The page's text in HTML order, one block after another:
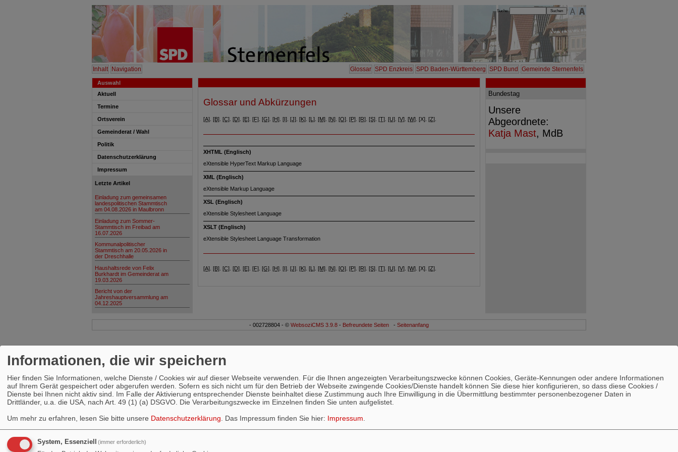
Inhalt Navigation Glossar SPD Enzkreis SPD Baden-Württemberg SPD Bund Gemeinde Sternenfels
Suche:
Auswahl
Aktuell
Termine
Ortsverein
Gemeinderat / Wahl
Politik
Datenschutzerklärung
Impressum
Letzte Artikel
Einladung zum gemeinsamen
landespolitischen Stammtisch
am 04.08.2026 in Maulbronn
Einladung zum Sommer-
Stammtisch im Freibad am
16.07.2026
Kommunalpolitischer
Stammtisch am 20.05.2026 in
der Dreschhalle
Haushaltsrede von Felix
Burkhardt im Gemeinderat am
19.03.2026
Bericht von der
Jahreshauptversammlung am
04.12.2025
Glossar und Abkürzungen
[A] [B] [C] [D] [E] [F] [G] [H] [I] [J] [K] [L] [M] [N] [O] [P] [R] [S] [T] [U] [V] [W] . [X]. [Z]
XHTML (Englisch)
eXtensible HyperText Markup Language
XML (Englisch)
eXtensible Markup Language
XSL (Englisch)
eXtensible Stylesheet Language
XSLT (Englisch)
eXtensible Stylesheet Language Transformation
[A] [B] [C] [D] [E] [F] [G] [H] [I] [J] [K] [L] [M] [N] [O] [P] [R] [S] [T] [U] [V] [W] . [X]. [Z]
Bundestag
Unsere
Abgeordnete:
Katja Mast, MdB
- 002728804 - © WebsoziCMS 3.9.8 - Befreundete Seiten - Seitenanfang
Informationen, die wir speichern
Hier finden Sie Informationen, welche Dienste / Cookies wir auf dieser Webseite verwenden. Für die Ihnen angezeigten Verarbeitungszwecke können Cookies, Geräte-Kennungen oder andere Informationen
auf Ihrem Gerät gespeichert oder abgerufen werden. Sofern es sich nicht um für den Betrieb der Webseite zwingende Cookies/Dienste handelt können Sie diese hier konfigurieren, so dass diese Cookies /
Dienste bei Ihnen nicht aktiv sind. Im Falle der Aktivierung entsprechender Dienste beinhaltet diese Zustimmung auch Ihre Einwilligung in die Übermittlung bestimmter personenbezogener Daten in
Drittländer, u.a. die USA, nach Art. 49 (1) (a) DSGVO. Die Verarbeitungszwecke im Einzelnen finden Sie unten aufgelistet.
Um mehr zu erfahren, lesen Sie bitte unsere Datenschutzerklärung . Das Impressum finden Sie hier: Impressum
System, Essenziell (immer erforderlich)